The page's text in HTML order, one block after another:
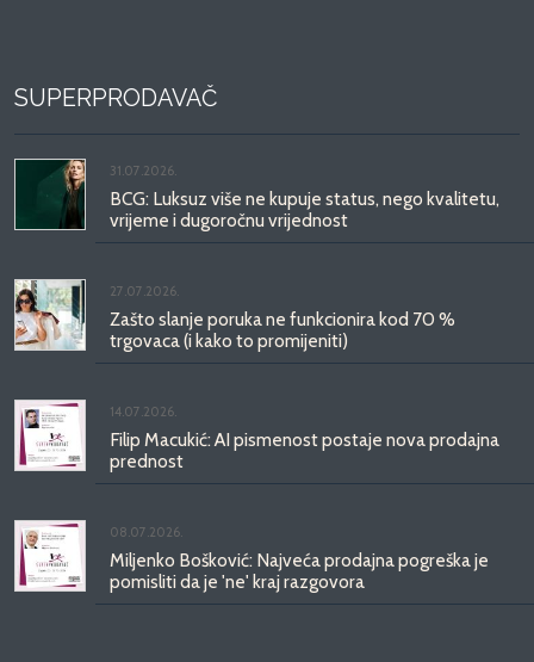
SUPERPRODAVAČ
31.07.2026.
BCG: Luksuz više ne kupuje status, nego kvalitetu,
vrijeme i dugoročnu vrijednost
27.07.2026.
Zašto slanje poruka ne funkcionira kod 70 %
trgovaca (i kako to promijeniti)
14.07.2026.
Filip Macukić: AI pismenost postaje nova prodajna
prednost
08.07.2026.
Miljenko Bošković: Najveća prodajna pogreška je
pomisliti da je 'ne' kraj razgovora